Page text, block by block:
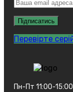
Перевірте
Пн-Пт 11:00-15:00